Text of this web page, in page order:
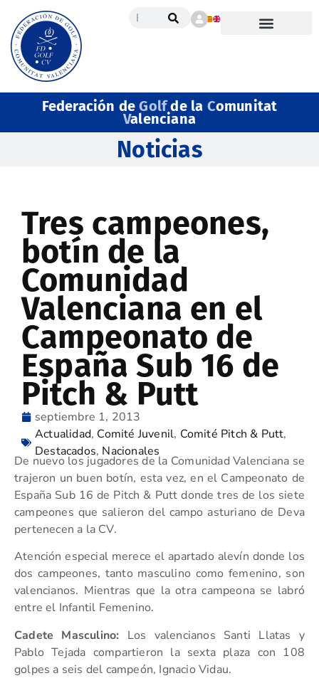
Federación deGolfde la Comunitat
Valenciana
Noticias
Tres campeones,
botín de la
Comunidad
Valenciana en el
Campeonato de
España Sub 16 de
Pitch & Putt
septiembre 1, 2013
Actualidad, Comité Juvenil, Comité Pitch & Putt,
Destacados, Nacionales
De nuevo los jugadores de la Comunidad Valenciana se
trajeron un buen botín, esta vez, en el Campeonato de
España Sub 16 de Pitch & Putt donde tres de los siete
campeones que salieron del campo asturiano de Deva
pertenecen a la CV.
Atención especial merece el apartado alevín donde los
dos campeones, tanto masculino como femenino, son
valencianos. Mientras que la otra campeona se labró
entre el Infantil Femenino.
Cadete Masculino: Los valencianos Santi Llatas y
Pablo Tejada compartieron la sexta plaza con 108
golpes a seis del campeón, Ignacio Vidau.